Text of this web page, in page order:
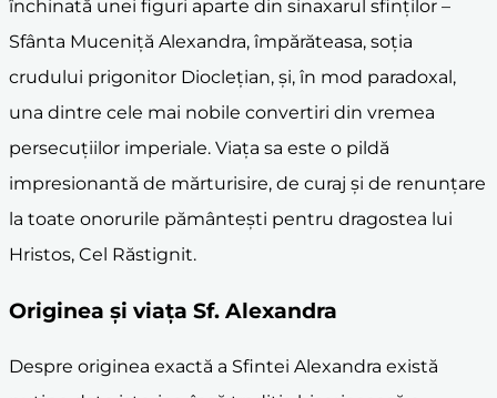
închinată unei figuri aparte din sinaxarul sfinților –
Sfânta Muceniță Alexandra, împărăteasa, soția
crudului prigonitor Dioclețian, și, în mod paradoxal,
una dintre cele mai nobile convertiri din vremea
persecuțiilor imperiale. Viața sa este o pildă
impresionantă de mărturisire, de curaj și de renunțare
la toate onorurile pământești pentru dragostea lui
Hristos, Cel Răstignit.
Originea și viața Sf. Alexandra
Despre originea exactă a Sfintei Alexandra există